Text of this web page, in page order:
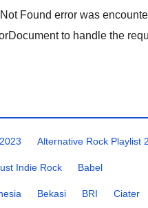
Found error was
to handle the
Alternative Rock Playlist
Indie Rock Babel
Bekasi BRI Ciater